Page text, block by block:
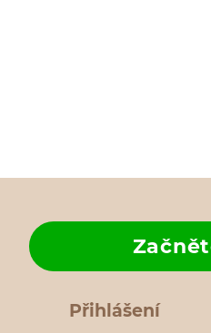
Přihlášení